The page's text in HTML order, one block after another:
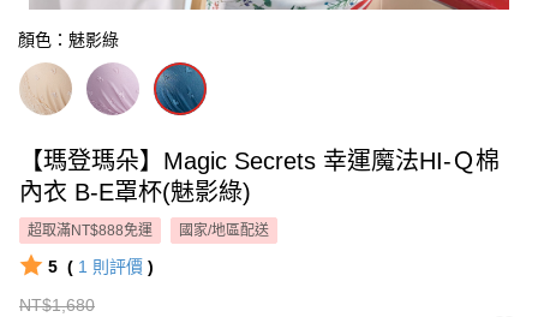
顏色：魅影綠
【瑪登瑪朵】Magic Secrets 幸運魔法HI-Ｑ棉
內衣 B-E罩杯(魅影綠)
超取滿NT$888免運 國家/地區配送
5 ( 1 則評價 )
NT$1,680